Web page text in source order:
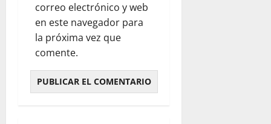
correo electrónico y web
en este navegador para
la próxima vez que
comente.